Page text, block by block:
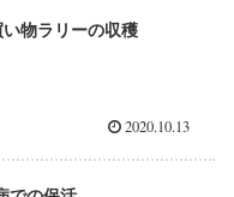
物ラリーの収穫
2020.10.13